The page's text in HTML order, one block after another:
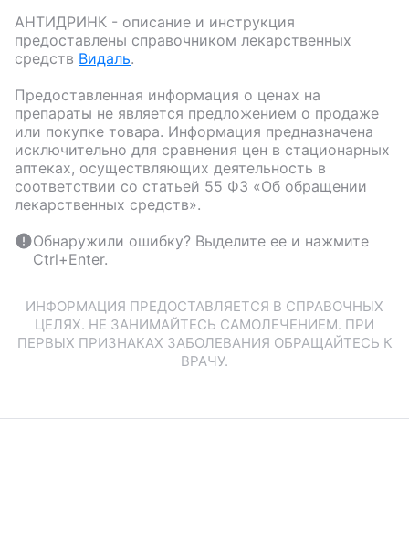
АНТИДРИНК - описание и инструкция
предоставлены справочником лекарственных
средств Видаль.
Предоставленная информация о ценах на
препараты не является предложением о продаже
или покупке товара. Информация предназначена
исключительно для сравнения цен в стационарных
аптеках, осуществляющих деятельность в
соответствии со статьей 55 ФЗ «Об обращении
лекарственных средств».
Обнаружили ошибку? Выделите ее и нажмите
Ctrl+Enter.
ИНФОРМАЦИЯ ПРЕДОСТАВЛЯЕТСЯ В СПРАВОЧНЫХ
ЦЕЛЯХ. НЕ ЗАНИМАЙТЕСЬ САМОЛЕЧЕНИЕМ. ПРИ
ПЕРВЫХ ПРИЗНАКАХ ЗАБОЛЕВАНИЯ ОБРАЩАЙТЕСЬ К
ВРАЧУ.